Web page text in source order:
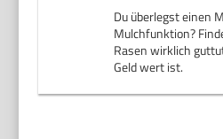
Du überlegst einen
Mulchfunktion?
Rasen wirklich
Geld wert ist.